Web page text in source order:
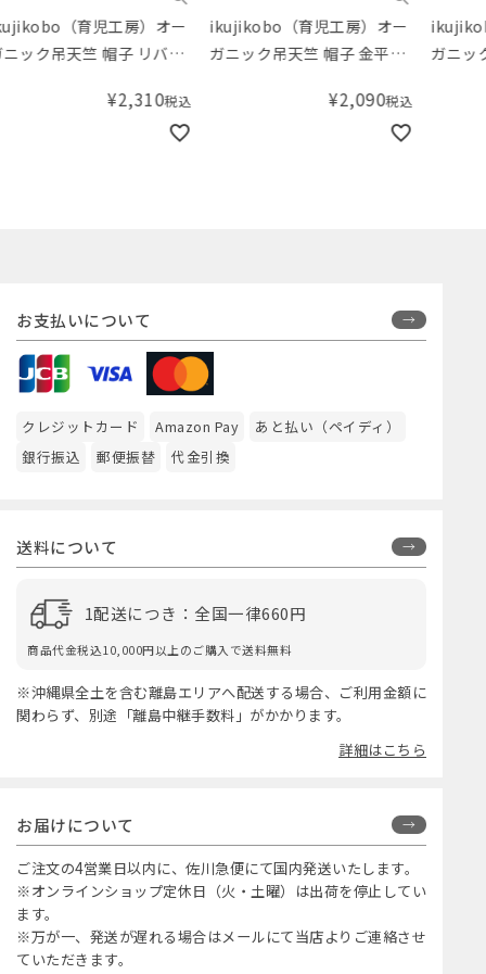
ikujikobo（育児工房）オー
ガニック吊天竺 帽子 金平糖
¥2,090税込
ikujikobo（育児工房）オー
ガニック吊天竺 帽子 金平糖
¥2,090税込
モ
お支払いについて
クレジットカード Amazon Pay
あと払い（ペイディ）
銀行振込
郵便振替 代金引換
送料について
1配送につき：全国一律660円
商品代金税込10,000円以上のご購入で送料無料
※沖縄県全土を含む離島エリアへ配送する場合、ご利用金額に
関わらず、別途「離島中継手数料」がかかります。
詳細はこちら
お届けについて
ご注文の4営業日以内に、佐川急便にて国内発送いたします。
※オンラインショップ定休日（火・土曜）は出荷を停止してい
ます。
※万が一、発送が遅れる場合はメールにて当店よりご連絡させ
ていただきます。